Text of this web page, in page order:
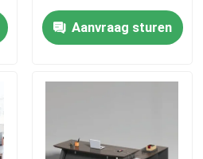
Aanvraag sturen